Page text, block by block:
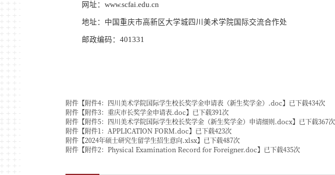
网址： www.scfai.edu.cn
地址：中国重庆市高新区大学城四川美术学院国际交流合作处
邮政编码： 401331
附件【附件4：四川美术学院国际学生校长奖学金申请表（新生奖学金）.doc】已下载434次
附件【附件3：重庆市长奖学金申请表.doc】已下载391次
附件【附件5：四川美术学院国际学生校长奖学金（新生奖学金）申请细则.docx】已下载367次
附件【附件1：APPLICATION FORM.doc】已下载423次
附件【2024年硕士研究生留学生招生意向.xlsx】已下载487次
附件【附件2：Physical Examination Record for Foreigner.doc】已下载435次